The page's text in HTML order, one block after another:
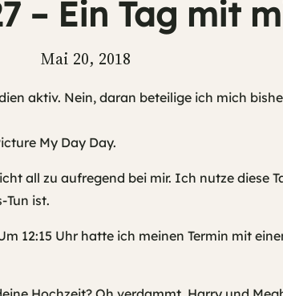
– Ein Tag mit
Mai 20, 2018
aktiv. Nein, daran beteilige ich mich
My Day Day.
all zu aufregend bei mir. Ich nutze diese
Tun ist.
12:15 Uhr hatte ich meinen Termin mit